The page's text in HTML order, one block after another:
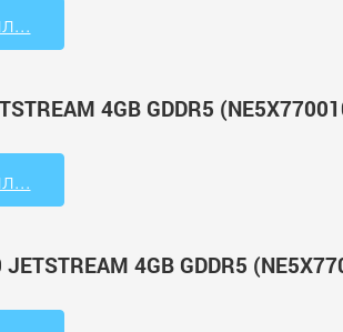
4GB GDDR5
4GB GDDR5